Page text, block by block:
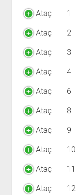
Ataç 1
Ataç 2
Ataç 3
Ataç 4
Ataç 6
Ataç 8
Ataç 9
Ataç 10
Ataç 11
Ataç 12